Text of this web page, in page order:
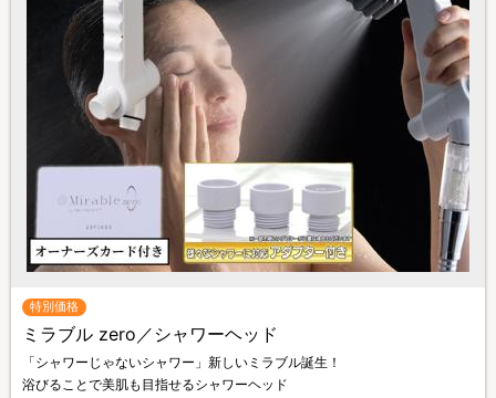
特別価格
ミラブル zero／シャワーヘッド
「シャワーじゃないシャワー」新しいミラブル誕生！
浴びることで美肌も目指せるシャワーヘッド